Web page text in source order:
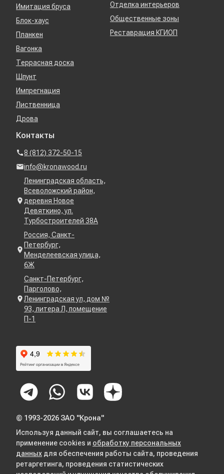
Имитация бруса
Блок-хаус
Планкен
Вагонка
Террасная доска
Шпунт
Импрегнация
Лиственница
Дрова
Отделка интерьеров
Общественные зоны
Реставрация КГИОП
Контакты
8 (812) 372-50-15
info@kronawood.ru
Ленинградская область,
Всеволожский район,
деревня Новое
Девяткино, ул.
Турбостроителей 38А
Россия, Санкт-
Петербург,
Менделеевская улица,
6Ж
Санкт-Петербург,
Парголово,
Ленинградская ул, дом №
93, литера Л, помещение
П-1
© 1993-2026 ЗАО "Крона"
Используя данный сайт, вы соглашаетесь на
применение cookies и обработку персональных
данных для обеспечения работы сайта, проведения
ретаргетинга, проведения статистических